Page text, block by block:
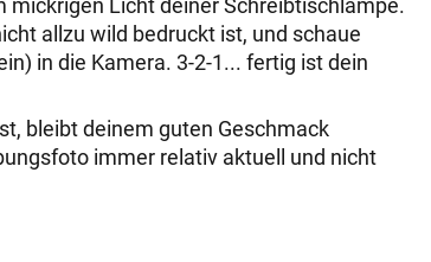
mickrigen Licht deiner Schreibtischlampe.
allzu wild bedruckt ist, und schaue
in die Kamera. 3-2-1... fertig ist dein
bleibt deinem guten Geschmack
immer relativ aktuell und nicht